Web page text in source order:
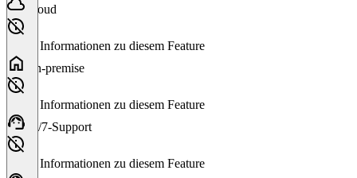
Cloud
Keine Informationen zu diesem Feature
On-premise
Keine Informationen zu diesem Feature
24/7-Support
Keine Informationen zu diesem Feature